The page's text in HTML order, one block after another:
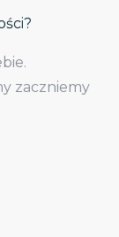
zaczniemy